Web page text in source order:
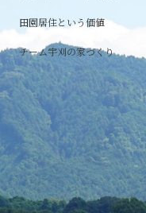
田園居住という価値
チーム宇刈の家づくり